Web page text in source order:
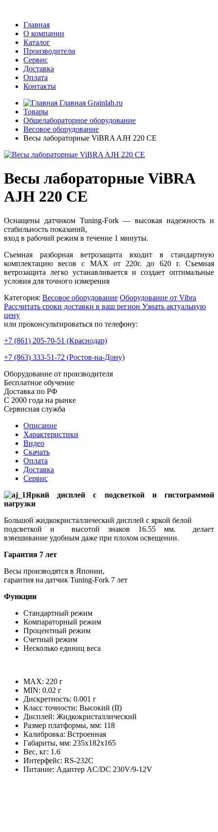
Главная
О компании
Каталог
Производители
Сервис
Доставка
Оплата
Контакты
Главная Grainlab.ru
Товары
Общелабораторное оборудование
Весовое оборудование
Весы лабораторные ViBRA AJH 220 CE
Весы лабораторные ViBRA
AJH 220 CE
Оснащены датчиком Tuning-Fork — высокая надежность и
стабильность показаний,
вход в рабочий режим в течение 1 минуты.
Съемная разборная ветрозащита входит в стандартную
комплектацию весов с MAX от 220г. до 620 г. Съемная
ветрозащита легко устанавливается и создает оптимальные
условия для точного измерения
Категория: Весовое оборудование Оборудование от Vibra
Расcчитать сроки доставки в ваш регион Узнать актуальную
цену
или проконсультироваться по телефону:
+7 (861) 205-70-51 (Краснодар)
+7 (863) 333-51-72 (Ростов-на-Дону)
Оборудование от производителя
Бесплатное обучение
Доставка по РФ
С 2000 года на рынке
Сервисная служба
Описание
Характеристики
Видео
Скачать
Оплата
Доставка
Сервис
Яркий дисплей с подсветкой и гистограммой
нагрузки
Большой жидкокристаллический дисплей с яркой белой
подсветкой и высотой знаков 16.55 мм. делает
взвешивание удобным даже при плохом освещении.
Гарантия 7 лет
Весы производятся в Японии,
гарантия на датчик Tuning-Fork 7 лет
Функции
Стандартный режим
Компараторный режим
Процентный режим
Счетный режим
Несколько единиц веса
MAX: 220 г
MIN: 0.02 г
Дискретность: 0.001 г
Класс точности: Высокий (II)
Дисплей: Жидкокристаллический
Размер платформы, мм: 118
Калибровка: Встроенная
Габариты, мм: 235x182x165
Вес, кг: 1.6
Интерфейс: RS-232C
Питание: Адаптер AC/DC 230V/9-12V